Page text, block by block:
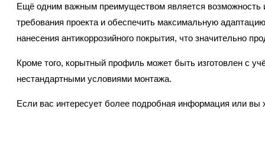
Ещё одним важным преимуществом является возможность
требования проекта и обеспечить максимальную
нанесения антикоррозийного покрытия, что значительно
Кроме того, корытный профиль может быть изготовлен с
нестандартными условиями монтажа.
Если вас интересует более подробная информация или